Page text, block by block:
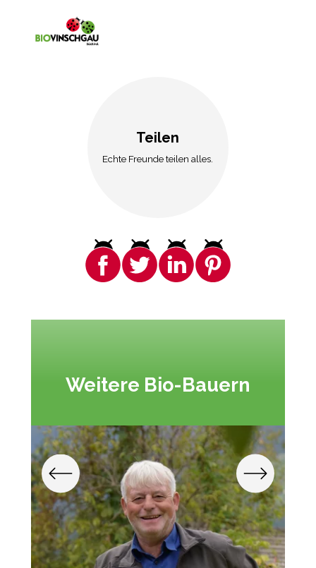
Teilen
Echte Freunde teilen alles.
Weitere Bio-Bauern